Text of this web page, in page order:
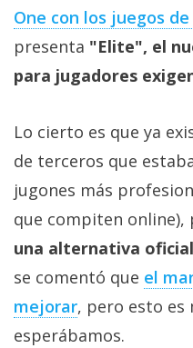
Más
temas
Sorteos
Foros
Contacto
/
Sobre
nosotros
/
Publicidad
/
One con los juegos de
presenta "Elite", el
para jugadores
Lo cierto es que ya
de terceros que
jugones más
que compiten online),
una alternativa
se comentó que el
mejorar, pero esto es
esperábamos.